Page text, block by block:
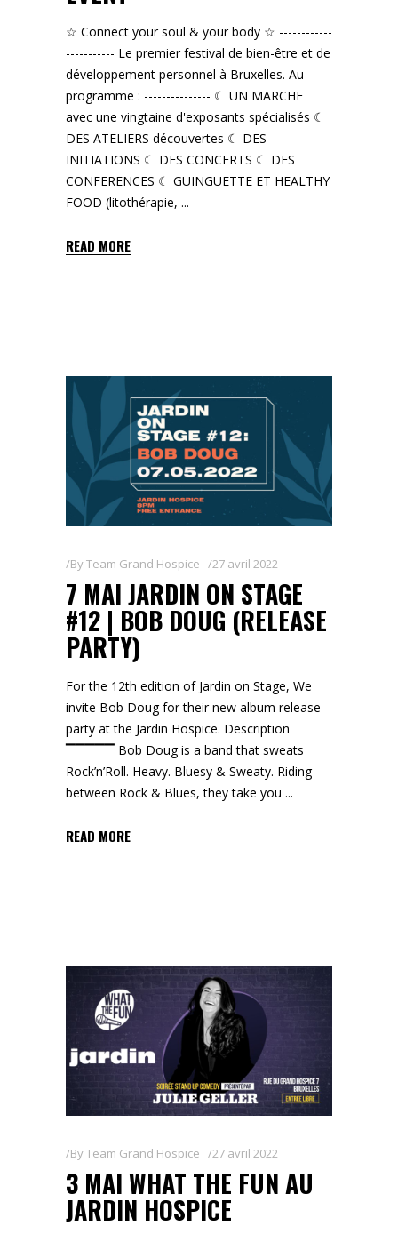
☆ Connect your soul & your body ☆ ------------
----------- Le premier festival de bien-être et de
développement personnel à Bruxelles. Au
programme : --------------- ☾ UN MARCHE
avec une vingtaine d'exposants spécialisés ☾
DES ATELIERS découvertes ☾ DES
INITIATIONS ☾ DES CONCERTS ☾ DES
CONFERENCES ☾ GUINGUETTE ET HEALTHY
FOOD (litothérapie,
READ MORE
ByTeam Grand Hospice 27 avril 2022
7 MAI JARDIN ON STAGE
#12 | BOB DOUG (RELEASE
PARTY)
For the 12th edition of Jardin on Stage, We
invite Bob Doug for their new album release
party at the Jardin Hospice. Description
▔▔▔▔▔ Bob Doug is a band that sweats
Rock’n’Roll. Heavy. Bluesy & Sweaty. Riding
between Rock & Blues, they take you
READ MORE
ByTeam Grand Hospice 27 avril 2022
3 MAI WHAT THE FUN AU
JARDIN HOSPICE